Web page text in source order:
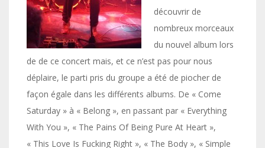
découvrir de
nombreux morceaux
du nouvel album lors
de de ce concert mais, et ce n’est pas pour nous
déplaire, le parti pris du groupe a été de piocher de
façon égale dans les différents albums. De « Come
Saturday » à « Belong », en passant par « Everything
With You », « The Pains Of Being Pure At Heart »,
« This Love Is Fucking Right », « The Body », « Simple